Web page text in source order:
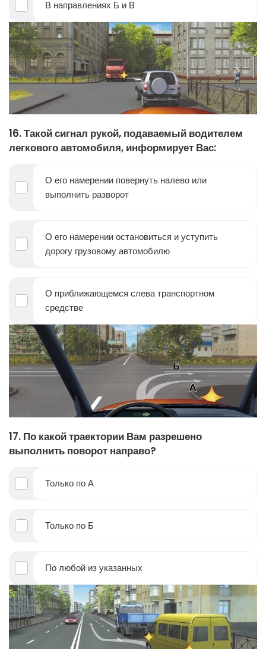
В направлениях Б и В
16. Такой сигнал рукой, подаваемый водителем
легкового автомобиля, информирует Вас:
О его намерении повернуть налево или
выполнить разворот
О его намерении остановиться и уступить
дорогу грузовому автомобилю
О приближающемся слева транспортном
средстве
17. По какой траектории Вам разрешено
выполнить поворот направо?
Только по А
Только по Б
По любой из указанных